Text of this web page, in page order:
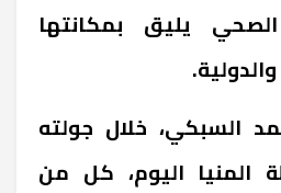
يليق بمكانتها
السبكي، خلال جولته
المنيا اليوم، كل من